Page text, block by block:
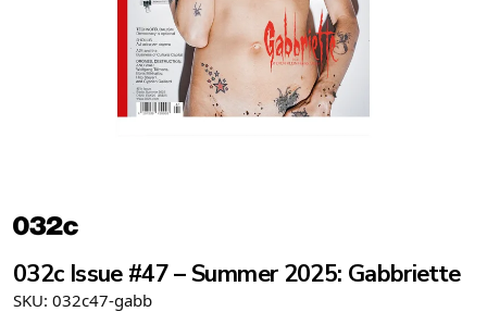
032c Issue #47 – Summer 2025: Gabbriette
SKU: 032c47-gabb